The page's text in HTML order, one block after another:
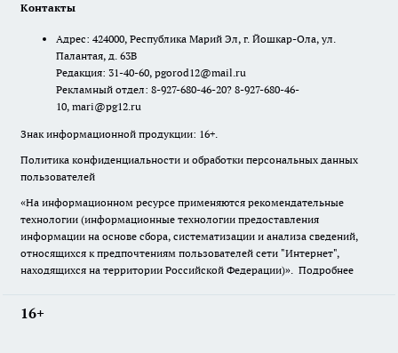
Контакты
Адрес: 424000, Республика Марий Эл, г. Йошкар-Ола, ул.
Палантая, д. 63В
Редакция: 31-40-60, pgorod12@mail.ru
Рекламный отдел: 8-927-680-46-20? 8-927-680-46-
10, mari@pg12.ru
Знак информационной продукции: 16+.
Политика конфиденциальности и обработки персональных данных
пользователей
«На информационном ресурсе применяются рекомендательные
технологии (информационные технологии предоставления
информации на основе сбора, систематизации и анализа сведений,
относящихся к предпочтениям пользователей сети "Интернет",
находящихся на территории Российской Федерации)». Подробнее
16+